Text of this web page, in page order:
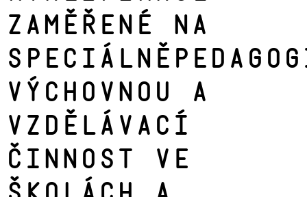
zaměřené na
výchovnou a
vzdělávací
činnost ve